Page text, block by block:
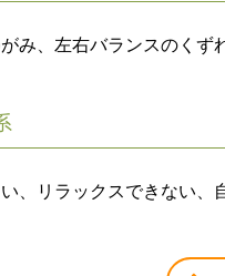
み、左右バランスのくず
、リラックスできない、